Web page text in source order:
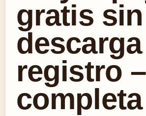
gratis sin
registro
completa